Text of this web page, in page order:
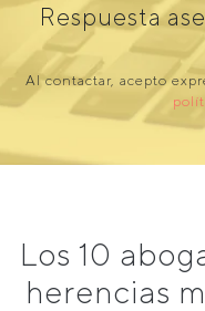
Respuesta
Al contactar, acepto
Los 10
herencias